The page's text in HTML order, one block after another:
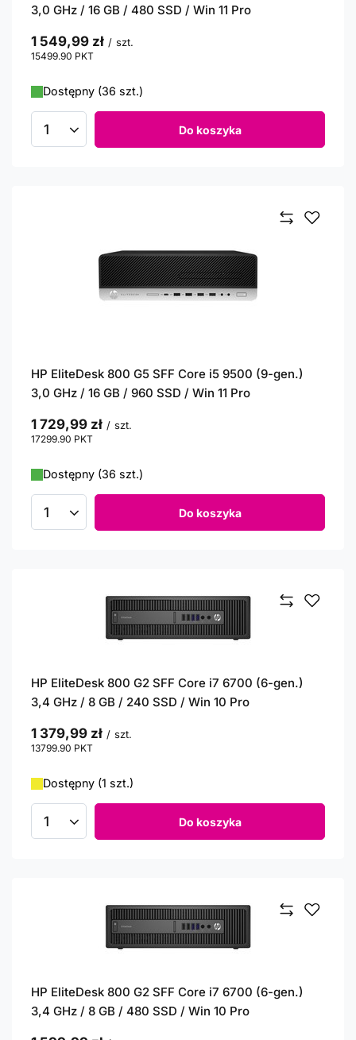
3,0 GHz / 16 GB / 480 SSD / Win 11 Pro
1 549,99 zł / szt.
15499.90 PKT
Dostępny (36 szt.)
Ilość produktów Do koszyka
HP EliteDesk 800 G5 SFF Core i5 9500 (9-gen.)
3,0 GHz / 16 GB / 960 SSD / Win 11 Pro
1 729,99 zł / szt.
17299.90 PKT
Dostępny (36 szt.)
Ilość produktów Do koszyka
HP EliteDesk 800 G2 SFF Core i7 6700 (6-gen.)
3,4 GHz / 8 GB / 240 SSD / Win 10 Pro
1 379,99 zł / szt.
13799.90 PKT
Dostępny (1 szt.)
Ilość produktów Do koszyka
HP EliteDesk 800 G2 SFF Core i7 6700 (6-gen.)
3,4 GHz / 8 GB / 480 SSD / Win 10 Pro